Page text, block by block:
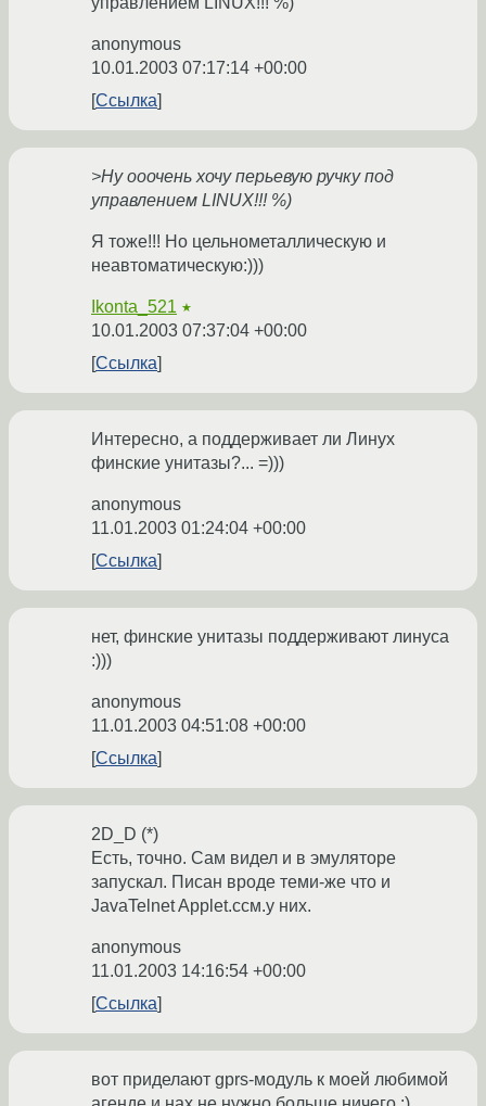
anonymous
10.01.2003 07:17:14 +00:00
Ссылка
>Ну ооочень хочу перьевую ручку под
управлением LINUX!!! %)
Я тоже!!! Но цельнометаллическую и
неавтоматическую:)))
Ikonta_521 ★
10.01.2003 07:37:04 +00:00
Ссылка
Интересно, а поддерживает ли Линух
финские унитазы?... =)))
anonymous
11.01.2003 01:24:04 +00:00
Ссылка
нет, финские унитазы поддерживают линуса
:)))
anonymous
11.01.2003 04:51:08 +00:00
Ссылка
2D_D (*)
Есть, точно. Сам видел и в эмуляторе
запускал. Писан вроде теми-же что и
JavaTelnet Applet.cсм.у них.
anonymous
11.01.2003 14:16:54 +00:00
Ссылка
вот приделают gprs-модуль к моей любимой